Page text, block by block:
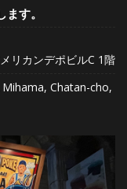
す。
リカンデポビルC 1階
Chatan-cho,